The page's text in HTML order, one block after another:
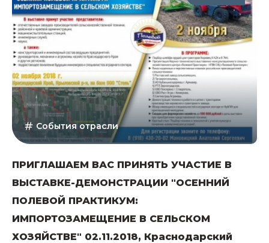
События отрасли
ПРИГЛАШАЕМ ВАС ПРИНЯТЬ УЧАСТИЕ В
ВЫСТАВКЕ-ДЕМОНСТРАЦИИ "ОСЕННИЙ
ПОЛЕВОЙ ПРАКТИКУМ:
ИМПОРТОЗАМЕЩЕНИЕ В СЕЛЬСКОМ
ХОЗЯЙСТВЕ" 02.11.2018, Краснодарский